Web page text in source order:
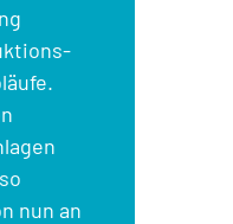
nun an